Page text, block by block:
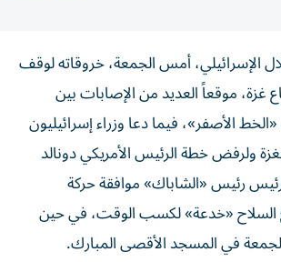
الإسرائيلي، أمس الجمعة، خروقاته لوقف
غزة، موقعاً العديد من الإصابات بين
الأصفر»، فيما دعا وزراء إسرائيليون
ولرفض خطة الرئيس الأمريكي دونالد
رئيس «الشاباك» موافقة حركة
«خدعة» لكسب الوقت، في حين